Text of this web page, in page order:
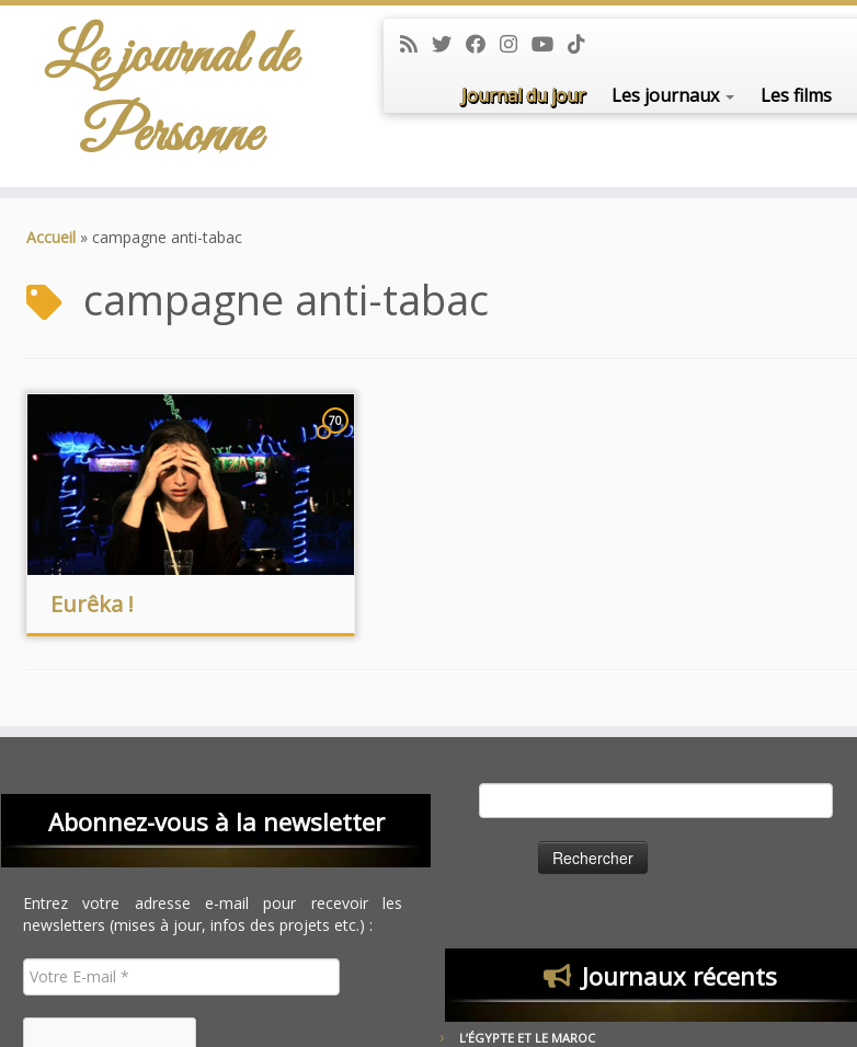
Le journal de
Personne
Journal du jour Les journaux Les films
Accueil » campagne anti-tabac
campagne anti-tabac
70
Eurêka !
Abonnez-vous à la newsletter
Entrez votre adresse e-mail pour recevoir les
newsletters (mises à jour, infos des projets etc.) :
Journaux récents
L’ÉGYPTE ET LE MAROC